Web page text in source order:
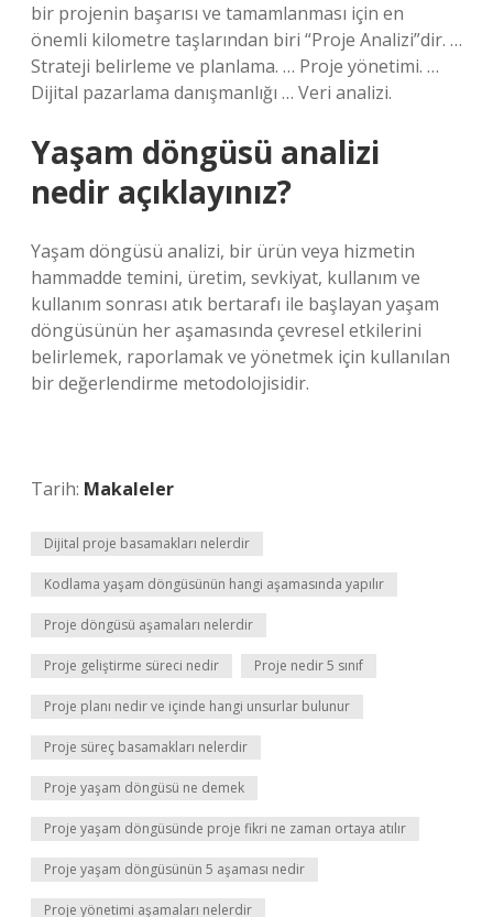
bir projenin başarısı ve tamamlanması için en
önemli kilometre taşlarından biri “Proje Analizi”dir. …
Strateji belirleme ve planlama. … Proje yönetimi. …
Dijital pazarlama danışmanlığı … Veri analizi.
Yaşam döngüsü analizi
nedir açıklayınız?
Yaşam döngüsü analizi, bir ürün veya hizmetin
hammadde temini, üretim, sevkiyat, kullanım ve
kullanım sonrası atık bertarafı ile başlayan yaşam
döngüsünün her aşamasında çevresel etkilerini
belirlemek, raporlamak ve yönetmek için kullanılan
bir değerlendirme metodolojisidir.
Tarih: Makaleler
Dijital proje basamakları nelerdir
Kodlama yaşam döngüsünün hangi aşamasında yapılır
Proje döngüsü aşamaları nelerdir
Proje geliştirme süreci nedir Proje nedir 5 sınıf
Proje planı nedir ve içinde hangi unsurlar bulunur
Proje süreç basamakları nelerdir
Proje yaşam döngüsü ne demek
Proje yaşam döngüsünde proje fikri ne zaman ortaya atılır
Proje yaşam döngüsünün 5 aşaması nedir
Proje yönetimi aşamaları nelerdir